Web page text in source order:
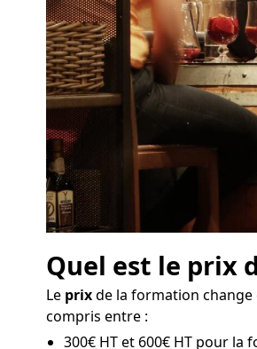
Quel est le prix
Le prixde la formation
compris entre :
300€ HT et 600€ HT pour la